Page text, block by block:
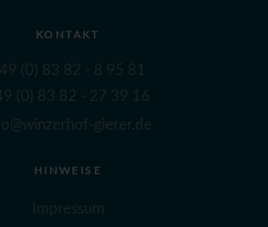
KONTAKT
(0) 83 82 - 8 95 81
(0) 83 82 - 27 39 16
gierer.de
HINWEISE
Impressum